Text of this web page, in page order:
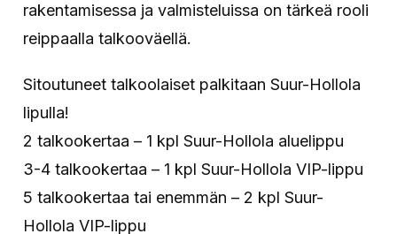
rakentamisessa ja valmisteluissa on tärkeä rooli
reippaalla talkooväellä.
Sitoutuneet talkoolaiset palkitaan Suur-Hollola
lipulla!
2 talkookertaa – 1 kpl Suur-Hollola aluelippu
3-4 talkookertaa – 1 kpl Suur-Hollola VIP-lippu
5 talkookertaa tai enemmän – 2 kpl Suur-
Hollola VIP-lippu